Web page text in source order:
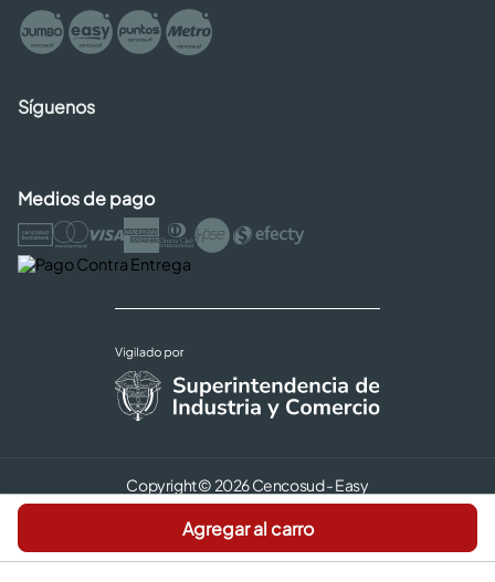
Agregar al carro
Síguenos
Medios de pago
Copyright © 2026 Cencosud - Easy
Términos y Condiciones |
Seguridad y Privacidad |
Código de ética